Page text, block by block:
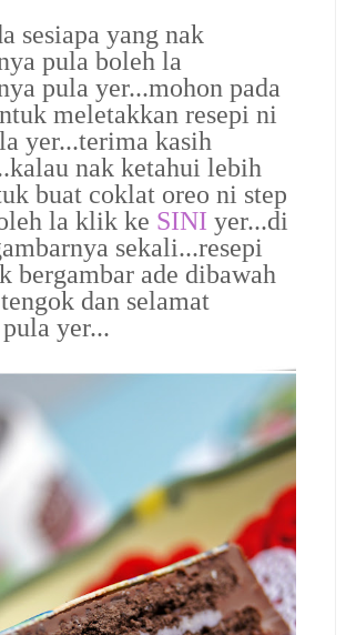
sesiapa yang nak
pula boleh la
pula yer...mohon pada
meletakkan resepi ni
yer...terima kasih
nak ketahui lebih
buat coklat oreo ni step
la klik ke SINI yer...di
sekali...resepi
bergambar ade dibawah
dan selamat
yer...